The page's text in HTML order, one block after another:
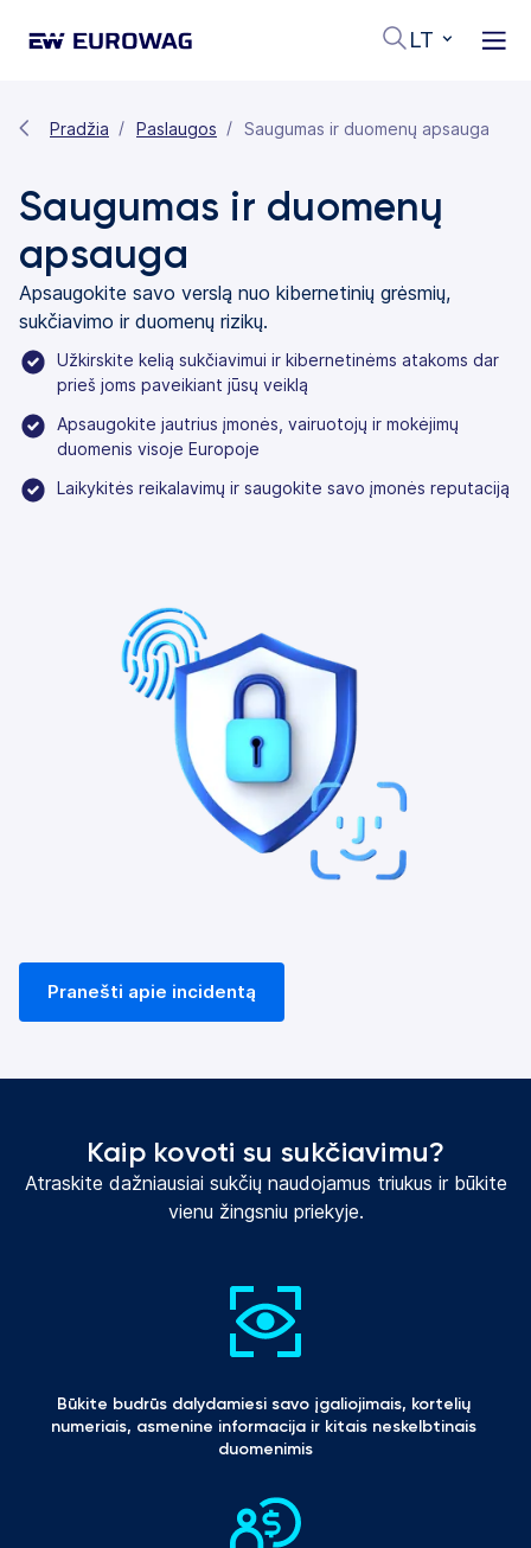
LT
Pradžia Paslaugos Saugumas ir duomenų apsauga
Saugumas ir duomenų
apsauga
Apsaugokite savo verslą nuo kibernetinių grėsmių,
sukčiavimo ir duomenų rizikų.
Užkirskite kelią sukčiavimui ir kibernetinėms atakoms dar
prieš joms paveikiant jūsų veiklą
Apsaugokite jautrius įmonės, vairuotojų ir mokėjimų
duomenis visoje Europoje
Laikykitės reikalavimų ir saugokite savo įmonės reputaciją
Pranešti apie incidentą
Kaip kovoti su sukčiavimu?
Atraskite dažniausiai sukčių naudojamus triukus ir būkite
vienu žingsniu priekyje.
Būkite budrūs dalydamiesi savo įgaliojimais, kortelių
numeriais, asmenine informacija ir kitais neskelbtinais
duomenimis